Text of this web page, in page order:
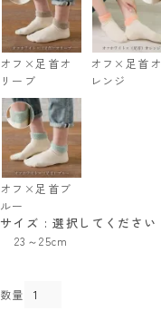
サイズ 選択してください
23～25cm
オフ×足首オ
リーブ
オフ×足首オ
レンジ
オフ×足首ブ
ルー